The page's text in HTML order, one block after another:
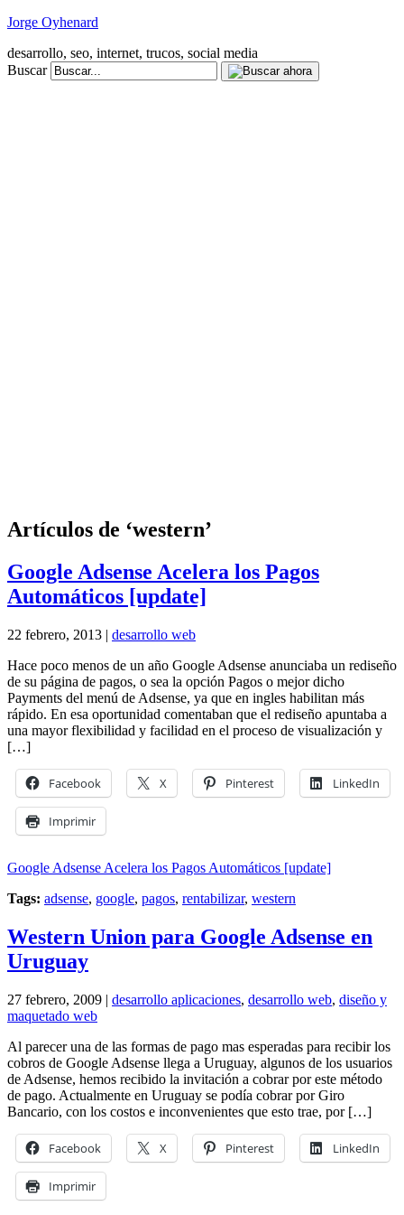
Jorge Oyhenard
desarrollo, seo, internet, trucos, social media
Buscar
Artículos de ‘western’
Google Adsense Acelera los Pagos
Automáticos [update]
22 febrero, 2013 | desarrollo web
Hace poco menos de un año Google Adsense anunciaba un rediseño
de su página de pagos, o sea la opción Pagos o mejor dicho
Payments del menú de Adsense, ya que en ingles habilitan más
rápido. En esa oportunidad comentaban que el rediseño apuntaba a
una mayor flexibilidad y facilidad en el proceso de visualización y
[…]
Facebook X Pinterest LinkedIn
Imprimir
Google Adsense Acelera los Pagos Automáticos [update]
Tags: adsense, google, pagos, rentabilizar, western
Western Union para Google Adsense en
Uruguay
27 febrero, 2009 | desarrollo aplicaciones, desarrollo web, diseño y
maquetado web
Al parecer una de las formas de pago mas esperadas para recibir los
cobros de Google Adsense llega a Uruguay, algunos de los usuarios
de Adsense, hemos recibido la invitación a cobrar por este método
de pago. Actualmente en Uruguay se podía cobrar por Giro
Bancario, con los costos e inconvenientes que esto trae, por […]
Facebook X Pinterest LinkedIn
Imprimir